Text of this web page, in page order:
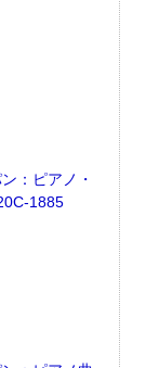
：ピアノ・
1885